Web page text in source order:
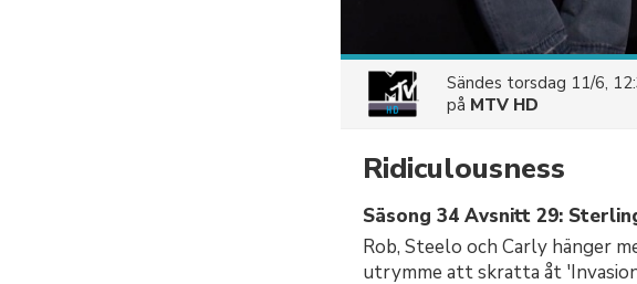
Sändes torsdag 11/6,
på MTV HD
Ridiculousness
Säsong 34 Avsnitt 29:
Rob, Steelo och Carly hänger
utrymme att skratta åt